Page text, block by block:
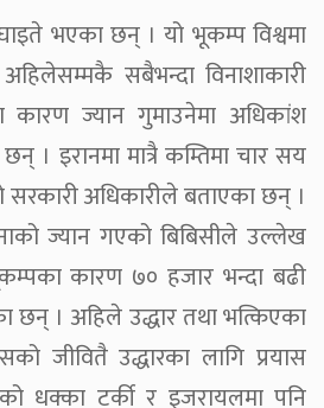
भएका छन् । यो भूकम्प विश्वमा
सबैभन्दा विनाशाकारी
ज्यान गुमाउनेमा अधिकांश
छन् । इरानमा मात्रै कम्तिमा चार सय
अधिकारीले बताएका छन् ।
ज्यान गएको बिबिसीले उल्लेख
कारण ७० हजार भन्दा बढी
छन् । अहिले उद्धार तथा भत्किएका
जीवितै उद्धारका लागि प्रयास
धक्का टर्की र इजरायलमा पनि